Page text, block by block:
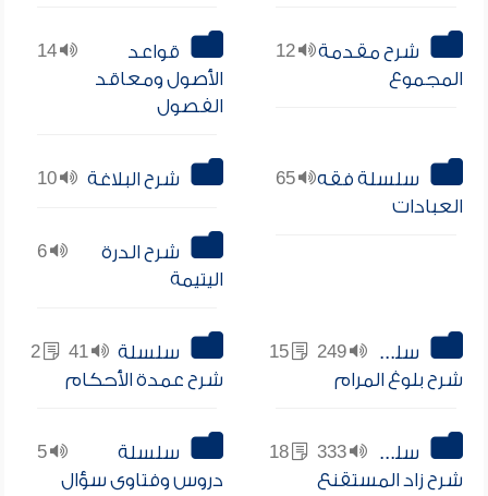
12
شرح مقدمة
المجموع
14
قواعد
الأصول ومعاقد
الفصول
65
سلسلة فقه
العبادات
10 شرح البلاغة
6
شرح الدرة
اليتيمة
249 سلسلة
شرح بلوغ المرام
41
2
سلسلة
شرح عمدة الأحكام
333 سلسلة
شرح زاد المستقنع
5
سلسلة
دروس وفتاوى سؤال